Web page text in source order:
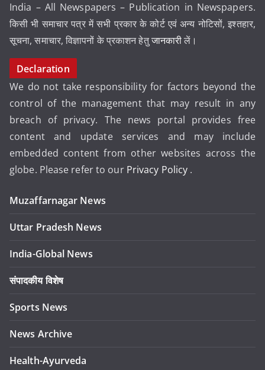
India – All Newspapers – Publication in Newspapers.
किसी भी समाचार पत्र में सभी प्रकार के कोर्ट एवं अन्य नोटिसों, इश्तहार,
सूचना, समाचार, विज्ञापनों के प्रकाशन हेतुजानकारीलें।
Declaration
We do not take responsibility for factors beyond the
control of the management that may result in any
breach of privacy. The news portal provides free
content and update services and may include
embedded content from other websites across the
globe. Please refer to our Privacy Policy .
Muzaffarnagar News
Uttar Pradesh News
India-Global News
संपादकीय विशेष
Sports News
News Archive
Health-Ayurveda